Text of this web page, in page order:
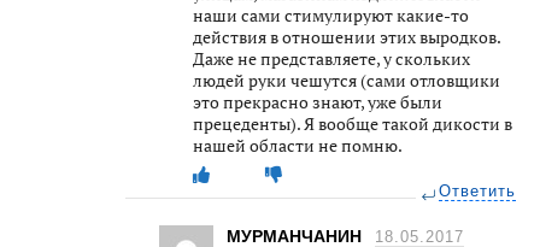
наши сами стимулируют какие-то
действия в отношении этих выродков.
Даже не представляете, у скольких
людей руки чешутся (сами отловщики
это прекрасно знают, уже были
прецеденты). Я вообще такой дикости в
нашей области не помню.
Ответить
МУРМАНЧАНИН
18.05.2017